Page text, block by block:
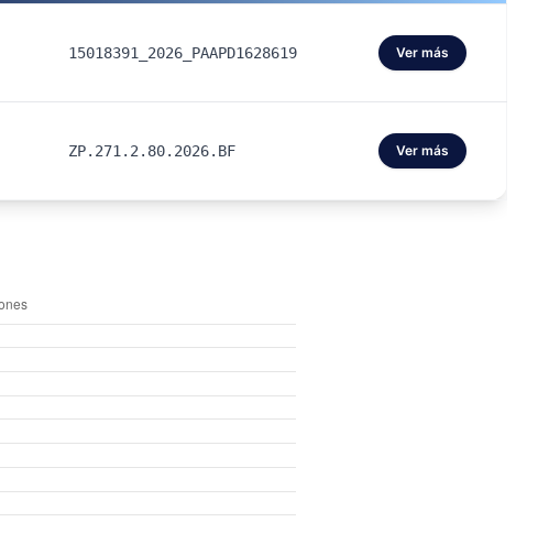
15018391_2026_PAAPD1628619 Ver más
ZP.271.2.80.2026.BF Ver más